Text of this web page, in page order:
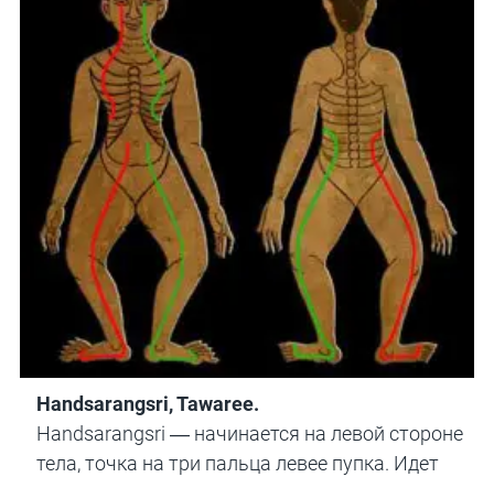
Handsarangsri, Tawaree.
Handsarangsri — начинается на левой стороне
тела, точка на три пальца левее пупка. Идет